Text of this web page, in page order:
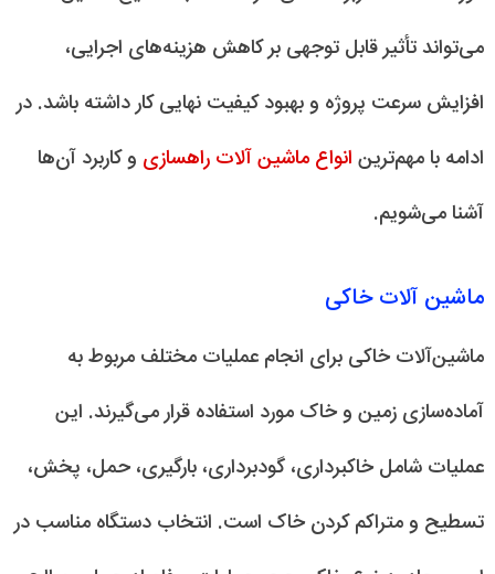
می‌تواند تأثیر قابل توجهی بر کاهش هزینه‌های اجرایی،
افزایش سرعت پروژه و بهبود کیفیت نهایی کار داشته باشد. در
ادامه با مهم‌ترین انواع ماشین آلات راهسازی و کاربرد آن‌ها
آشنا می‌شویم.
ماشین آلات خاکی
ماشین‌آلات خاکی برای انجام عملیات مختلف مربوط به
آماده‌سازی زمین و خاک مورد استفاده قرار می‌گیرند. این
عملیات شامل خاکبرداری، گودبرداری، بارگیری، حمل، پخش،
تسطیح و متراکم کردن خاک است. انتخاب دستگاه مناسب در